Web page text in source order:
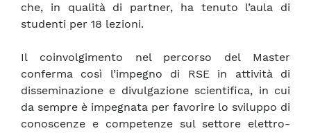
che, in qualità di partner, ha tenuto l’aula di
studenti per 18 lezioni.
Il coinvolgimento nel percorso del Master
conferma così l’impegno di RSE in attività di
disseminazione e divulgazione scientifica, in cui
da sempre è impegnata per favorire lo sviluppo di
conoscenze e competenze sul settore elettro-